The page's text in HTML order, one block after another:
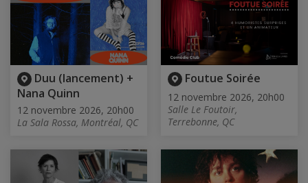
Duu (lancement) +
Nana Quinn
12 novembre 2026, 20h00
La Sala Rossa, Montréal, QC
Foutue Soirée
12 novembre 2026, 20h00
Salle Le Foutoir,
Terrebonne, QC